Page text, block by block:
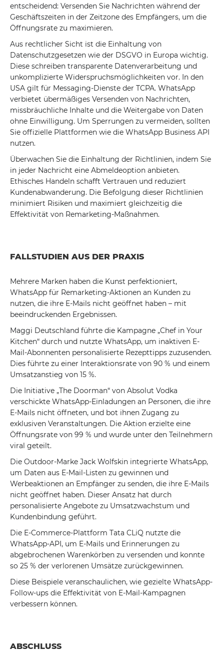
entscheidend: Versenden Sie Nachrichten während der
Geschäftszeiten in der Zeitzone des Empfängers, um die
Öffnungsrate zu maximieren.
Aus rechtlicher Sicht ist die Einhaltung von
Datenschutzgesetzen wie der DSGVO in Europa wichtig.
Diese schreiben transparente Datenverarbeitung und
unkomplizierte Widerspruchsmöglichkeiten vor. In den
USA gilt für Messaging-Dienste der TCPA. WhatsApp
verbietet übermäßiges Versenden von Nachrichten,
missbräuchliche Inhalte und die Weitergabe von Daten
ohne Einwilligung. Um Sperrungen zu vermeiden, sollten
Sie offizielle Plattformen wie die WhatsApp Business API
nutzen.
Überwachen Sie die Einhaltung der Richtlinien, indem Sie
in jeder Nachricht eine Abmeldeoption anbieten.
Ethisches Handeln schafft Vertrauen und reduziert
Kundenabwanderung. Die Befolgung dieser Richtlinien
minimiert Risiken und maximiert gleichzeitig die
Effektivität von Remarketing-Maßnahmen.
FALLSTUDIEN AUS DER PRAXIS
Mehrere Marken haben die Kunst perfektioniert,
WhatsApp für Remarketing-Aktionen an Kunden zu
nutzen, die ihre E-Mails nicht geöffnet haben – mit
beeindruckenden Ergebnissen.
Maggi Deutschland führte die Kampagne „Chef in Your
Kitchen“ durch und nutzte WhatsApp, um inaktiven E-
Mail-Abonnenten personalisierte Rezepttipps zuzusenden.
Dies führte zu einer Interaktionsrate von 90 % und einem
Umsatzanstieg von 15 %.
Die Initiative „The Doorman“ von Absolut Vodka
verschickte WhatsApp-Einladungen an Personen, die ihre
E-Mails nicht öffneten, und bot ihnen Zugang zu
exklusiven Veranstaltungen. Die Aktion erzielte eine
Öffnungsrate von 99 % und wurde unter den Teilnehmern
viral geteilt.
Die Outdoor-Marke Jack Wolfskin integrierte WhatsApp,
um Daten aus E-Mail-Listen zu gewinnen und
Werbeaktionen an Empfänger zu senden, die ihre E-Mails
nicht geöffnet haben. Dieser Ansatz hat durch
personalisierte Angebote zu Umsatzwachstum und
Kundenbindung geführt.
Die E-Commerce-Plattform Tata CLiQ nutzte die
WhatsApp-API, um E-Mails und Erinnerungen zu
abgebrochenen Warenkörben zu versenden und konnte
so 25 % der verlorenen Umsätze zurückgewinnen.
Diese Beispiele veranschaulichen, wie gezielte WhatsApp-
Follow-ups die Effektivität von E-Mail-Kampagnen
verbessern können.
ABSCHLUSS